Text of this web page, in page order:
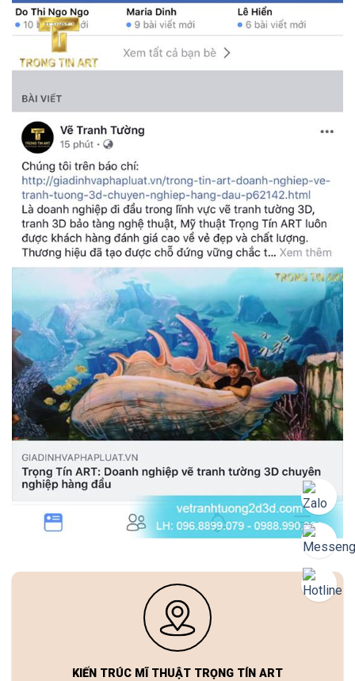
KIẾN TRÚC MĨ THUẬT TRỌNG TÍN ART